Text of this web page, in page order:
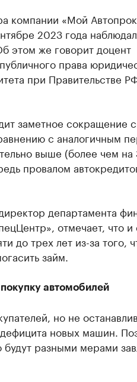
компании «Мой
2023 года
этом же говорит доцент
права
при Правительстве
заметное сокращение
с аналогичным
выше (более чем на
провалом
департамента
отмечает, что и
до трех лет из-за того,
займ.
автомобилей
но не
новых машин.
разными мерами